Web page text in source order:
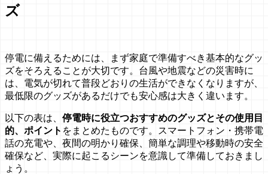
ズ
停電に備えるためには、まず家庭で準備すべき基本的なグッ
ズをそろえることが大切です。台風や地震などの災害時に
は、電気が切れて普段どおりの生活ができなくなりますが、
最低限のグッズがあるだけでも安心感は大きく違います。
以下の表は、 停電時に役立つおすすめのグッズとその使用目
的、ポイント をまとめたものです。スマートフォン・携帯電
話の充電や、夜間の明かり確保、簡単な調理や移動時の安全
確保など、実際に起こるシーンを意識して準備しておきまし
ょう。